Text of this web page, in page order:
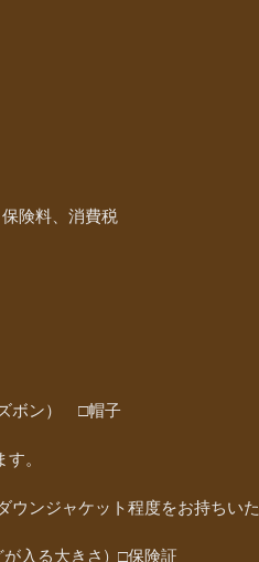
険料、消費税
ズボン）　□帽子
。
ウンジャケット程度をお持ちいた
入る大きさ)  □保険証